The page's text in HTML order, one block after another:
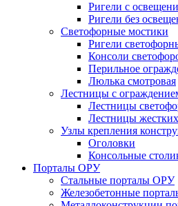
Ригели с
Ригели без
Светофорные мостики
Ригели
Консоли
Перильное
Люлька смотровая
Лестницы с
Лестницы
Лестницы
Узлы крепления
Оголовки
Консольные
Порталы ОРУ
Стальные порталы ОРУ
Железобетонные